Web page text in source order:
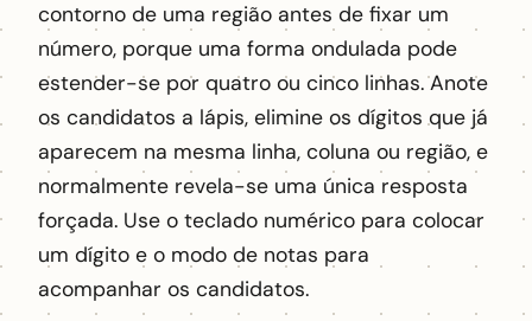
contorno de uma região antes de fixar um
número, porque uma forma ondulada pode
estender-se por quatro ou cinco linhas. Anote
os candidatos a lápis, elimine os dígitos que já
aparecem na mesma linha, coluna ou região, e
normalmente revela-se uma única resposta
forçada. Use o teclado numérico para colocar
um dígito e o modo de notas para
acompanhar os candidatos.